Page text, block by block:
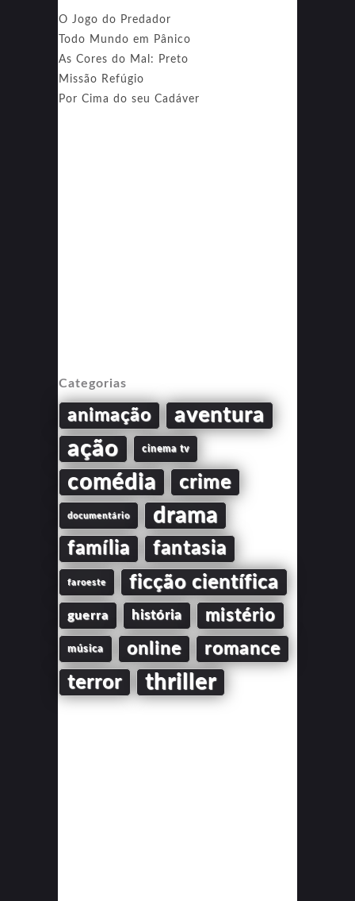
O Jogo do Predador
Todo Mundo em Pânico
As Cores do Mal: Preto
Missão Refúgio
Por Cima do seu Cadáver
Categorias
animação aventura
ação cinema tv
comédia crime
documentário drama
família fantasia
faroeste ficção científica
guerra história mistério
música online romance
terror thriller